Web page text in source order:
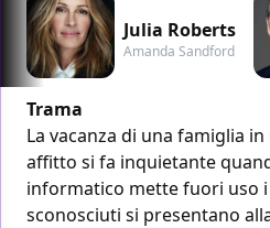
Julia Roberts
Amanda Sandford
Trama
La vacanza di una famiglia
affitto si fa inquietante
informatico mette fuori uso
sconosciuti si presentano